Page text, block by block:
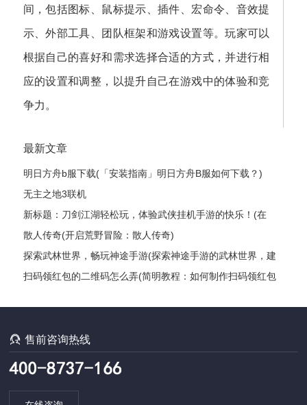
间，包括图标、鼠标提示、插件、宏命令、音效提
示、外部工具、团队框架和游戏设置等。玩家可以
根据自己的喜好和需求选择合适的方式，并进行相
应的设置和调整，以提升自己在游戏中的体验和竞
争力。
最新文章
明日方舟b服下载(「安装指南」明日方舟B服如何下载？)
无主之地3联机
新标题：刀剑江湖轻松玩，体验武侠挂机手游的快乐！(在
《刀剑江湖》中尽情畅游，感受武侠世界的奥秘！)
散人传奇(开启荒野冒险：散人传奇)
探索武林世界，畅玩神途手游(探索神途手游的武林世界，建
立你的传奇故事)
扫码领红包的二维码怎么弄(简明教程：如何制作扫码领红包
售前咨询热线